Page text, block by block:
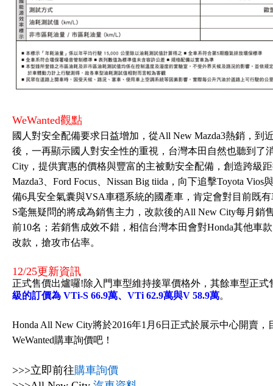
WeWanted觀點
國人對安全配備要求日益增加，從All New Mazda3熱銷，到
後，一再顯示國人對安全性的重視，台灣本田自然也聽到了
City，提供實惠的價格與豐富的主被動安全配備，創造跨級
Mazda3、Ford Focus、Nissan Big tiida，向下追擊Toyota
備6具安全氣囊與VSA車穩系統的國產車，肯定會對目前既
S毫無疑問的將成為銷售主力，改款後的All New City每月銷
前10名；若銷售成效不錯，相信台灣本田會對Honda其他車
改款，搶攻市佔率。
12/25更新資訊
正式售價出爐囉!除入門車型維持接單價格外，其餘車型正式
級的訂價為 VTi-S 66.9萬、VTi 62.9萬與V 58.9萬。
Honda All New City將於2016年1月6日正式於展示中心開賣
WeWanted購車詢價吧！
>>>立即前往購車詢價